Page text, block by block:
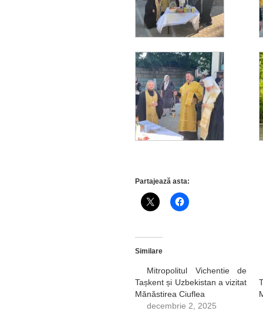
Partajează asta:
Similare
Mitropolitul Vichentie de
Tașkent și Uzbekistan a vizitat
Mănăstirea Ciuflea
decembrie 2, 2025